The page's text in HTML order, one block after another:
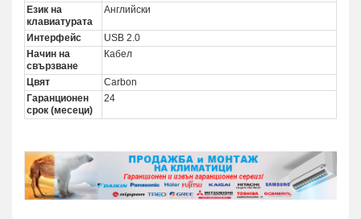
Език на
клавиатурата
Английски
Интерфейс
USB 2.0
Начин на
свързване
Кабел
Цвят
Carbon
Гаранционен
срок (месеци)
24